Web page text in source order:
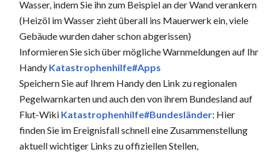
Wasser, indem Sie ihn zum Beispiel an der Wand verankern
(Heizöl im Wasser zieht überall ins Mauerwerk ein, viele
Gebäude wurden daher schon abgerissen)
Informieren Sie sich über mögliche Warnmeldungen auf Ihr
Handy Katastrophenhilfe#Apps
Speichern Sie auf Ihrem Handy den Link zu regionalen
Pegelwarnkarten und auch den von ihrem Bundesland auf
Flut-Wiki Katastrophenhilfe#Bundesländer: Hier
finden Sie im Ereignisfall schnell eine Zusammenstellung
aktuell wichtiger Links zu offiziellen Stellen,